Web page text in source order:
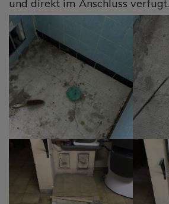
und direkt im Anschluss verfugt.